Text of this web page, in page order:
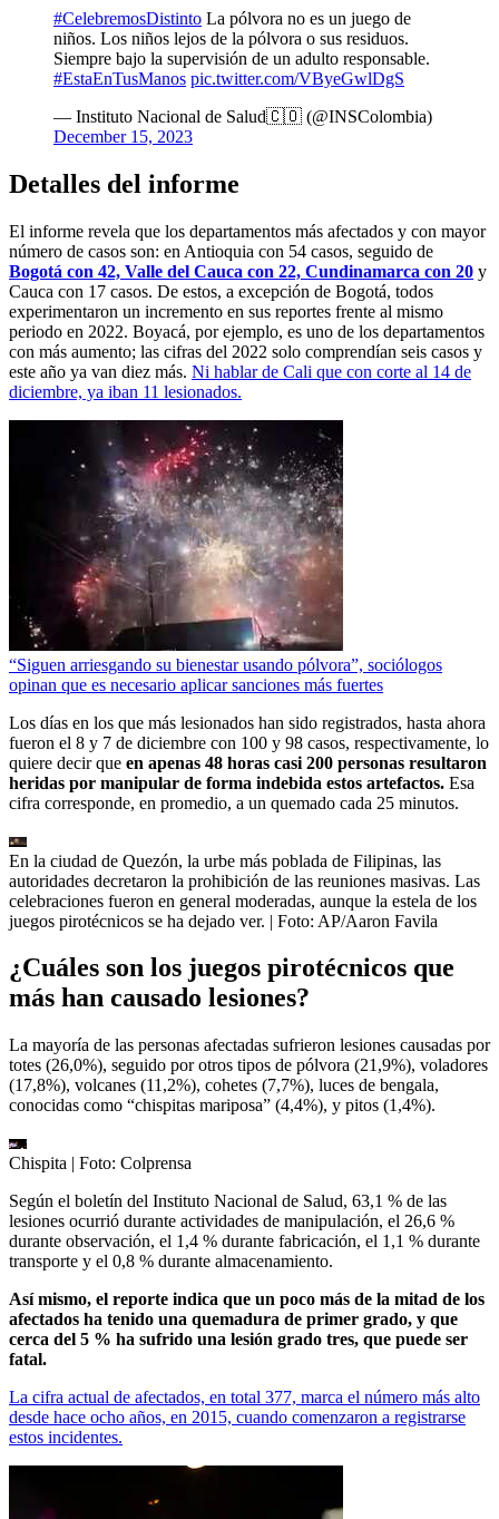
#CelebremosDistinto La pólvora no es un juego de
niños. Los niños lejos de la pólvora o sus residuos.
Siempre bajo la supervisión de un adulto responsable.
#EstaEnTusManos pic.twitter.com/VByeGwlDgS
— Instituto Nacional de Salud🇨🇴 (@INSColombia)
December 15, 2023
Detalles del informe
El informe revela que los departamentos más afectados y con mayor
número de casos son: en Antioquia con 54 casos, seguido de
Bogotá con 42, Valle del Cauca con 22, Cundinamarca con 20 y
Cauca con 17 casos. De estos, a excepción de Bogotá, todos
experimentaron un incremento en sus reportes frente al mismo
periodo en 2022. Boyacá, por ejemplo, es uno de los departamentos
con más aumento; las cifras del 2022 solo comprendían seis casos y
este año ya van diez más. Ni hablar de Cali que con corte al 14 de
diciembre, ya iban 11 lesionados.
“Siguen arriesgando su bienestar usando pólvora”, sociólogos
opinan que es necesario aplicar sanciones más fuertes
Los días en los que más lesionados han sido registrados, hasta ahora
fueron el 8 y 7 de diciembre con 100 y 98 casos, respectivamente, lo
quiere decir que en apenas 48 horas casi 200 personas resultaron
heridas por manipular de forma indebida estos artefactos. Esa
cifra corresponde, en promedio, a un quemado cada 25 minutos.
En la ciudad de Quezón, la urbe más poblada de Filipinas, las
autoridades decretaron la prohibición de las reuniones masivas. Las
celebraciones fueron en general moderadas, aunque la estela de los
juegos pirotécnicos se ha dejado ver. | Foto: AP/Aaron Favila
¿Cuáles son los juegos pirotécnicos que
más han causado lesiones?
La mayoría de las personas afectadas sufrieron lesiones causadas por
totes (26,0%), seguido por otros tipos de pólvora (21,9%), voladores
(17,8%), volcanes (11,2%), cohetes (7,7%), luces de bengala,
conocidas como “chispitas mariposa” (4,4%), y pitos (1,4%).
Chispita | Foto: Colprensa
Según el boletín del Instituto Nacional de Salud, 63,1 % de las
lesiones ocurrió durante actividades de manipulación, el 26,6 %
durante observación, el 1,4 % durante fabricación, el 1,1 % durante
transporte y el 0,8 % durante almacenamiento.
Así mismo, el reporte indica que un poco más de la mitad de los
afectados ha tenido una quemadura de primer grado, y que
cerca del 5 % ha sufrido una lesión grado tres, que puede ser
fatal.
La cifra actual de afectados, en total 377, marca el número más alto
desde hace ocho años, en 2015, cuando comenzaron a registrarse
estos incidentes.